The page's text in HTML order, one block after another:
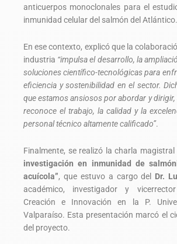
anticuerpos monoclonales para el
inmunidad celular del salmón del Atlántico.
En ese contexto, explicó que la
industria “impulsa el desarrollo, la
soluciones científico-tecnológicas para
eficiencia y sostenibilidad en el sector.
que estamos ansiosos por abordar y
reconoce el trabajo, la calidad y la
personal técnico altamente calificado”.
Finalmente, se realizó la charla magistral
investigación en inmunidad de
acuícola”, que estuvo a cargo del Dr.
académico, investigador y
Creación e Innovación en la P.
Valparaíso. Esta presentación marcó el
del proyecto.